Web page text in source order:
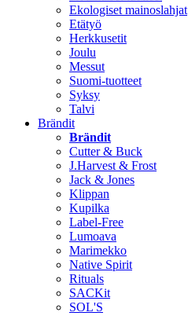
Ekologiset mainoslahjat
Etätyö
Herkkusetit
Joulu
Messut
Suomi-tuotteet
Syksy
Talvi
Brändit
Brändit
Cutter & Buck
J.Harvest & Frost
Jack & Jones
Klippan
Kupilka
Label-Free
Lumoava
Marimekko
Native Spirit
Rituals
SACKit
SOL'S